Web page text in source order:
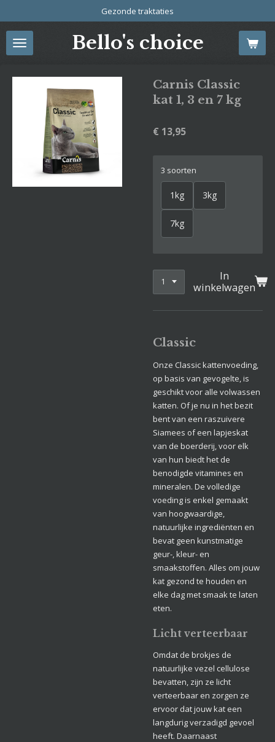
naar
de
Bello's choice
Gezonde traktaties
Carnis Classic
kat 1, 3 en 7 kg
€ 13,95
3 soorten
1kg 3kg
7kg
In
winkelwagen
Classic
Onze Classic kattenvoeding,
op basis van gevogelte, is
geschikt voor alle volwassen
katten. Of je nu in het bezit
bent van een raszuivere
Siamees of een lapjeskat
van de boerderij, voor elk
van hun biedt het de
benodigde vitamines en
mineralen. De volledige
voeding is enkel gemaakt
van hoogwaardige,
natuurlijke ingrediënten en
bevat geen kunstmatige
geur-, kleur- en
smaakstoffen. Alles om jouw
kat gezond te houden en
elke dag met smaak te laten
eten.
Licht verteerbaar
Omdat de brokjes de
natuurlijke vezel cellulose
bevatten, zijn ze licht
verteerbaar en zorgen ze
ervoor dat jouw kat een
langdurig verzadigd gevoel
heeft. Daarnaast